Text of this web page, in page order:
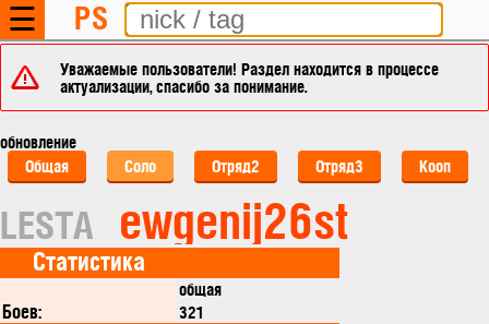
☰ PS
Уважаемые пользователи! Раздел находится в процессе
актуализации, спасибо за понимание.
обновление
Общая
Соло Отряд2 Отряд3 Кооп
LESTA ewgenij26st
Статистика
общая
Боев: 321